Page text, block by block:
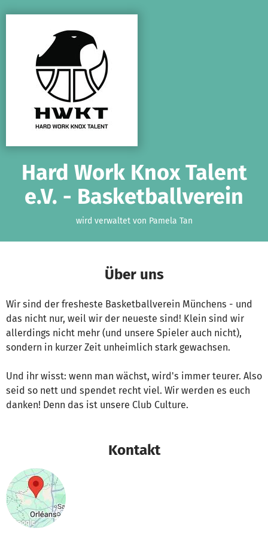
Hard Work Knox Talent
e.V. - Basketballverein
wird verwaltet von Pamela Tan
Über uns
Wir sind der fresheste Basketballverein Münchens - und
das nicht nur, weil wir der neueste sind! Klein sind wir
allerdings nicht mehr (und unsere Spieler auch nicht),
sondern in kurzer Zeit unheimlich stark gewachsen.
Und ihr wisst: wenn man wächst, wird's immer teurer. Also
seid so nett und spendet recht viel. Wir werden es euch
danken! Denn das ist unsere Club Culture.
Kontakt